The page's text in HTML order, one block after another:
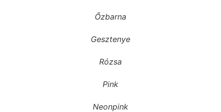
Őzbarna
Gesztenye
Rózsa
Pink
Neonpink